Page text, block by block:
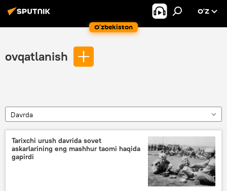
O‘zbekiston
O’Z
ovqatlanish
Davrda
Tarixchi urush davrida sovet
askarlarining eng mashhur taomi haqida
gapirdi